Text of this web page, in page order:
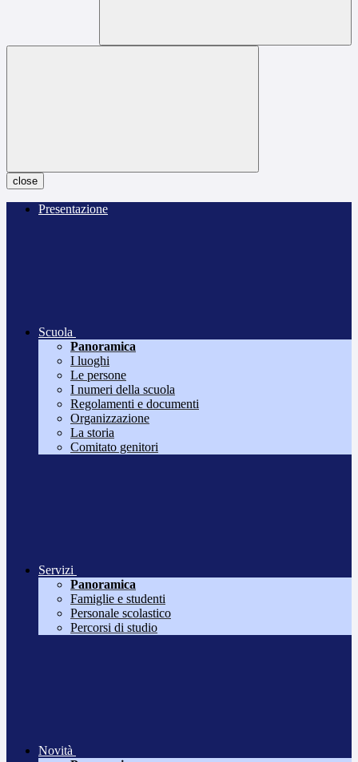
close
Presentazione
Scuola
Panoramica
I luoghi
Le persone
I numeri della scuola
Regolamenti e documenti
Organizzazione
La storia
Comitato genitori
Servizi
Panoramica
Famiglie e studenti
Personale scolastico
Percorsi di studio
Novità